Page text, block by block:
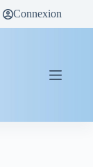
Connexion